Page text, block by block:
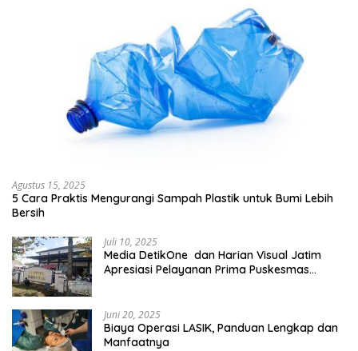
Agustus 15, 2025
5 Cara Praktis Mengurangi Sampah Plastik untuk Bumi Lebih
Bersih
Juli 10, 2025
Media DetikOne dan Harian Visual Jatim
Apresiasi Pelayanan Prima Puskesmas
Juni 20, 2025
Biaya Operasi LASIK, Panduan Lengkap dan
Manfaatnya